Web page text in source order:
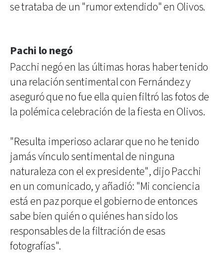
se trataba de un "rumor extendido" en Olivos.
Pachi lo negó
Pacchi negó en las últimas horas haber tenido
una relación sentimental con Fernández y
aseguró que no fue ella quien filtró las fotos de
la polémica celebración de la fiesta en Olivos.
"Resulta imperioso aclarar que no he tenido
jamás vínculo sentimental de ninguna
naturaleza con el ex presidente", dijo Pacchi
en un comunicado, y añadió: "Mi conciencia
está en paz porque el gobierno de entonces
sabe bien quién o quiénes han sido los
responsables de la filtración de esas
fotografías".